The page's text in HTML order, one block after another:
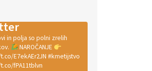
in polja so polni zrelih
NAROČANJE
E7ekAEr2JN #kmetijstvo
fPA11tblvn